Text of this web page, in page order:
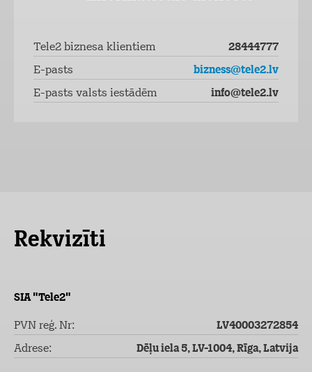
Tele2 biznesa klientiem 28444777
E-pasts bizness@tele2.lv
E-pasts valsts iestādēm info@tele2.lv
Rekvizīti
SIA "Tele2"
PVN reģ. Nr: LV40003272854
Adrese: Dēļu iela 5, LV-1004, Rīga, Latvija